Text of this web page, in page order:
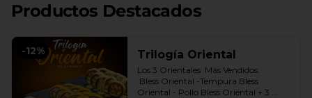
Productos Destacados
-12% Trilogía Oriental
Los 3 Orientales  Más Vendidos.
Bless Oriental -Tempura Bless
Oriental - Pollo Bless Oriental + 3